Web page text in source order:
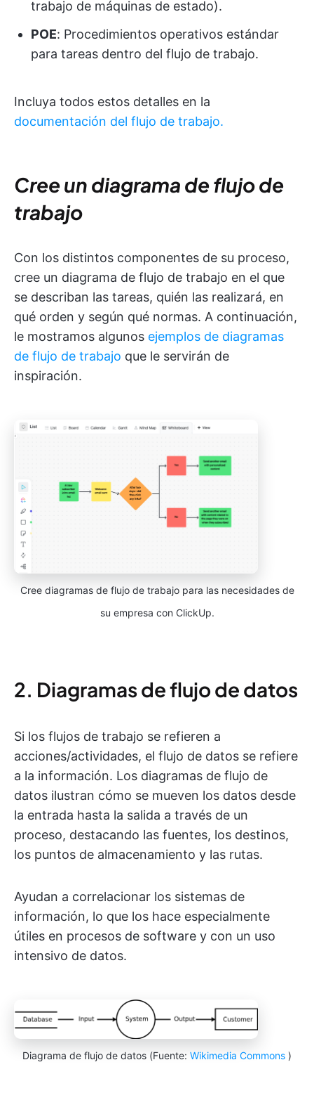
trabajo de máquinas de estado).
POE: Procedimientos operativos estándar
para tareas dentro del flujo de trabajo.
Incluya todos estos detalles en la
documentación del flujo de trabajo.
Cree un diagrama de flujo de
trabajo
Con los distintos componentes de su proceso,
cree un diagrama de flujo de trabajo en el que
se describan las tareas, quién las realizará, en
qué orden y según qué normas. A continuación,
le mostramos algunos ejemplos de diagramas
de flujo de trabajo que le servirán de
inspiración.
Cree diagramas de flujo de trabajo para las necesidades de
su empresa con ClickUp.
2. Diagramas de flujo de datos
Si los flujos de trabajo se refieren a
acciones/actividades, el flujo de datos se refiere
a la información. Los diagramas de flujo de
datos ilustran cómo se mueven los datos desde
la entrada hasta la salida a través de un
proceso, destacando las fuentes, los destinos,
los puntos de almacenamiento y las rutas.
Ayudan a correlacionar los sistemas de
información, lo que los hace especialmente
útiles en procesos de software y con un uso
intensivo de datos.
Diagrama de flujo de datos (Fuente: Wikimedia Commons )